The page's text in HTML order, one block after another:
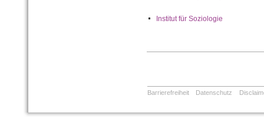
Institut für Soziologie
Barrierefreiheit Datenschutz